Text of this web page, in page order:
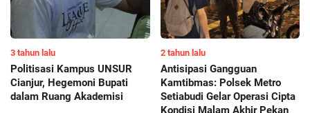
3 tahun lalu
Politisasi Kampus UNSUR
Cianjur, Hegemoni Bupati
dalam Ruang Akademisi
2 tahun lalu
Antisipasi Gangguan
Kamtibmas: Polsek Metro
Setiabudi Gelar Operasi Cipta